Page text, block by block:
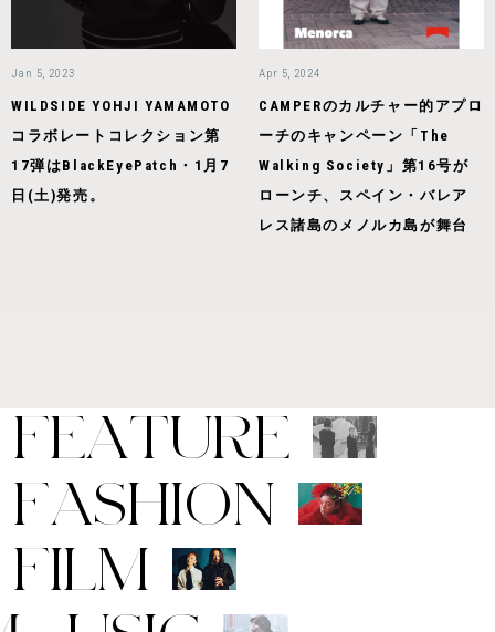
Jan 5, 2023
WILDSIDE YOHJI YAMAMOTO
コラボレートコレクション第
17弾はBlackEyePatch・1月7
日(土)発売。
Apr 5, 2024
CAMPERのカルチャー的アプロ
ーチのキャンペーン「The
Walking Society」第16号が
ローンチ、スペイン・バレア
レス諸島のメノルカ島が舞台
FEATURE
FASHION
FILM